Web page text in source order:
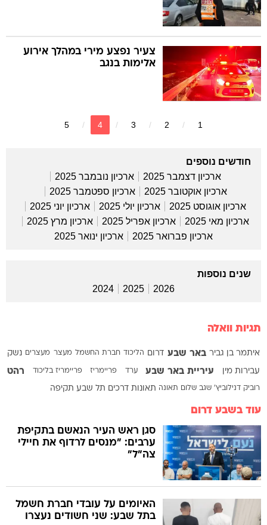
צעיר נפצע מירי במהלך אירוע
אלימות בנגב
1
2
3
4
5
חודשים נוספים
ארכיון דצמבר 2025
ארכיון נובמבר 2025
ארכיון אוקטובר 2025
ארכיון ספטמבר 2025
ארכיון אוגוסט 2025
ארכיון יולי 2025
ארכיון יוני 2025
ארכיון מאי 2025
ארכיון אפריל 2025
ארכיון מרץ 2025
ארכיון פברואר 2025
ארכיון ינואר 2025
שנים נוספות
2026
2025
2024
תגיות וואלה
איתמר בן גביר באר שבע דרום הליכוד חברת החשמל מעצר מעצרים נשק
עבירות מין עיריית באר שבע ערד פריימריז פריימריז בליכוד רהט
רוביק דנילוביץ' שגב שלום תאונה תאונות דרכים תל שבע תקיפה
עוד בשבע דרום
סגן ראש העיר הנאשם בתקיפת
ערבים: "מנסים לרדוף את חיילי
צה"ל"
האיומים על עובדי חברת חשמל
בתל שבע: שני חשודים נעצרו